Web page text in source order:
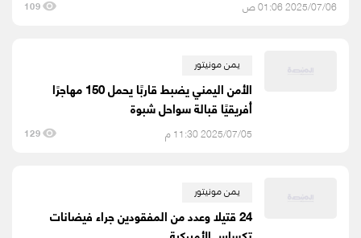
2025/07/06 01:06 ص 109
يمن مونيتور
الأمن اليمني يضبط قاربًا يحمل 150 مهاجرًا
أفريقيًا قبالة سواحل شبوة
2025/07/05 11:30 م 129
يمن مونيتور
24 قتيلا وعدد من المفقودين جراء فيضانات